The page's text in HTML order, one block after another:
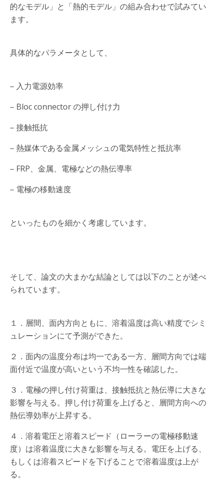
的なモデル」と「熱的モデル」の組み合わせで試みてい
ます。
具体的なパラメータとして、
– 入力電源効率
– Bloc connector の押し付け力
– 接触抵抗
– 熱媒体である金属メッシュの電気特性と抵抗率
– FRP、金属、電極などの熱伝導率
– 電極の移動速度
といったものを細かく考慮しています。
そして、論文の大まかな結論としては以下のことが述べ
られています。
１．層間、面内方向ともに、溶着温度は高い精度でシミ
ュレーションにて予測ができた。
２．面内の温度分布は均一である一方、層間方向では端
面付近で温度が高いという不均一性を確認した。
３．電極の押し付け荷重は、接触抵抗と熱伝導に大きな
影響を与える。押し付け荷重を上げると、層間方向への
熱伝導効率が上昇する。
４．溶着電圧と溶着スピード（ローラーの電極移動速
度）は溶着温度に大きな影響を与える。電圧を上げる、
もしくは溶着スピードを下げることで溶着温度は上が
る。